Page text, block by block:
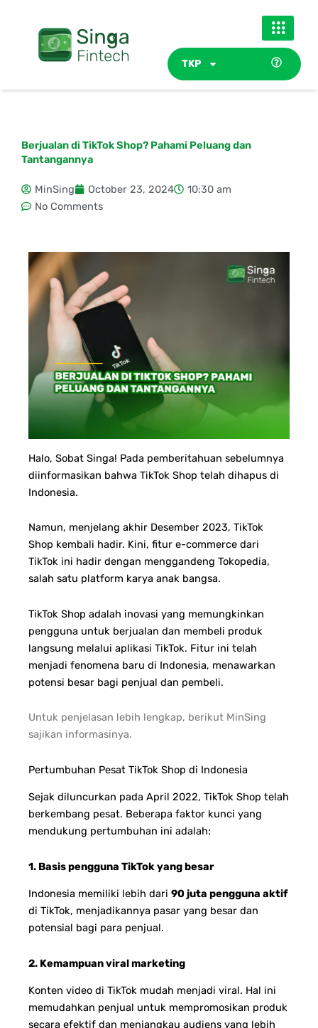
TKP
Berjualan di TikTok Shop? Pahami Peluang dan
Tantangannya
MinSing October 23, 2024
10:30 am
No Comments
Halo, Sobat Singa! Pada pemberitahuan sebelumnya
diinformasikan bahwa TikTok Shop telah dihapus di
Indonesia.
Namun, menjelang akhir Desember 2023, TikTok
Shop kembali hadir. Kini, fitur e-commerce dari
TikTok ini hadir dengan menggandeng Tokopedia,
salah satu platform karya anak bangsa.
TikTok Shop adalah inovasi yang memungkinkan
pengguna untuk berjualan dan membeli produk
langsung melalui aplikasi TikTok. Fitur ini telah
menjadi fenomena baru di Indonesia, menawarkan
potensi besar bagi penjual dan pembeli.
Untuk penjelasan lebih lengkap, berikut MinSing
sajikan informasinya.
Pertumbuhan Pesat TikTok Shop di Indonesia
Sejak diluncurkan pada April 2022, TikTok Shop telah
berkembang pesat. Beberapa faktor kunci yang
mendukung pertumbuhan ini adalah:
1. Basis pengguna TikTok yang besar
Indonesia memiliki lebih dari 90 juta pengguna aktif
di TikTok, menjadikannya pasar yang besar dan
potensial bagi para penjual.
2. Kemampuan viral marketing
Konten video di TikTok mudah menjadi viral. Hal ini
memudahkan penjual untuk mempromosikan produk
secara efektif dan menjangkau audiens yang lebih